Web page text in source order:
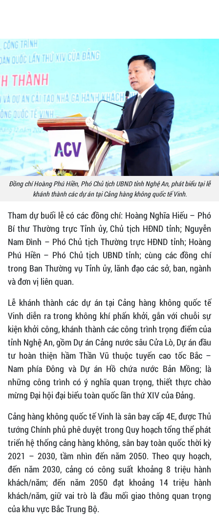
Đồng chí Hoàng Phú Hiền, Phó Chủ tịch UBND tỉnh Nghệ An, phát biểu tại lễ
khánh thành các dự án tại Cảng hàng không quốc tế Vinh.
Tham dự buổi lễ có các đồng chí: Hoàng Nghĩa Hiếu – Phó
Bí thư Thường trực Tỉnh ủy, Chủ tịch HĐND tỉnh; Nguyễn
Nam Đình – Phó Chủ tịch Thường trực HĐND tỉnh; Hoàng
Phú Hiền – Phó Chủ tịch UBND tỉnh; cùng các đồng chí
trong Ban Thường vụ Tỉnh ủy, lãnh đạo các sở, ban, ngành
và đơn vị liên quan.
Lễ khánh thành các dự án tại Cảng hàng không quốc tế
Vinh diễn ra trong không khí phấn khởi, gắn với chuỗi sự
kiện khởi công, khánh thành các công trình trọng điểm của
tỉnh Nghệ An, gồm Dự án Cảng nước sâu Cửa Lò, Dự án đầu
tư hoàn thiện hầm Thần Vũ thuộc tuyến cao tốc Bắc –
Nam phía Đông và Dự án Hồ chứa nước Bản Mồng; là
những công trình có ý nghĩa quan trọng, thiết thực chào
mừng Đại hội đại biểu toàn quốc lần thứ XIV của Đảng.
Cảng hàng không quốc tế Vinh là sân bay cấp 4E, được Thủ
tướng Chính phủ phê duyệt trong Quy hoạch tổng thể phát
triển hệ thống cảng hàng không, sân bay toàn quốc thời kỳ
2021 – 2030, tầm nhìn đến năm 2050. Theo quy hoạch,
đến năm 2030, cảng có công suất khoảng 8 triệu hành
khách/năm; đến năm 2050 đạt khoảng 14 triệu hành
khách/năm, giữ vai trò là đầu mối giao thông quan trọng
của khu vực Bắc Trung Bộ.